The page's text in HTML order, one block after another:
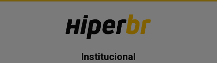
Institucional